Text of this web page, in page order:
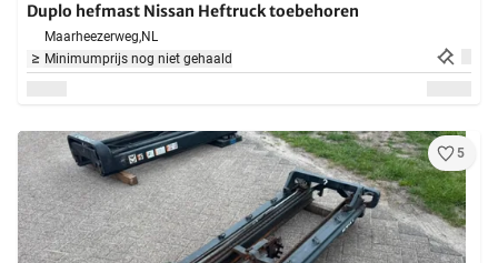
Duplo hefmast Nissan Heftruck toebehoren
Maarheezerweg,NL
Minimumprijs nog niet gehaald
5